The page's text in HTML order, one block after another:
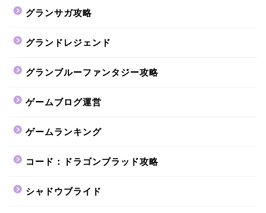
グランサガ攻略
グランドレジェンド
グランブルーファンタジー攻略
ゲームブログ運営
ゲームランキング
コード：ドラゴンブラッド攻略
シャドウブライド